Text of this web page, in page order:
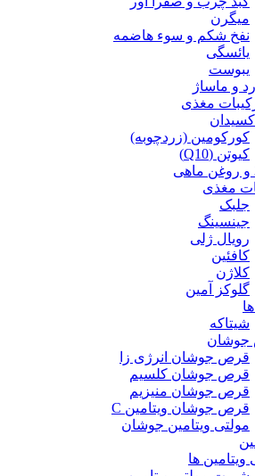
میگرن
نفخ شکم و سوء هاضمه
یائسگی
یبوست
و ماساژ
مغذی
کورکومین (زردچوبه)
کیوتن (Q10)
مغذی
جلبک
جینسینگ
رویال ژلی
کافئین
کلاژن
گلوکز آمین
شیتاکه
قرص جوشان انرژی زا
قرص جوشان کلسیم
قرص جوشان منیزیم
قرص جوشان ویتامین C
مولتی ویتامین جوشان
ویتامین ها